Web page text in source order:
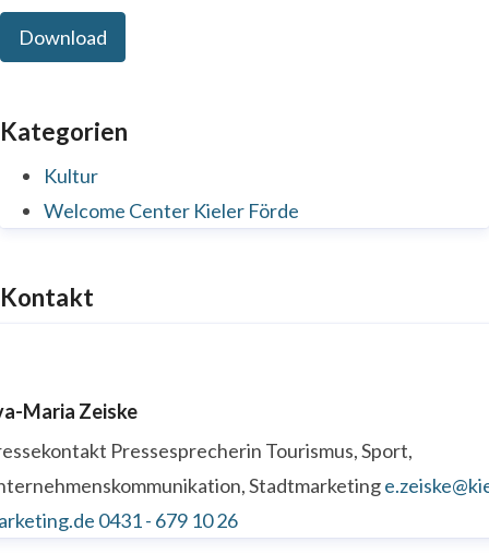
Download
Kategorien
Kultur
Welcome Center Kieler Förde
Kontakt
Maria Zeiske
Pressesprecherin Tourismus, Sport,
Stadtmarketing
0431 - 679 10 26